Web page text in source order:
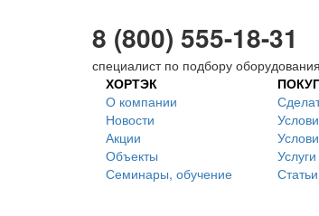
8 (800) 555-18-31
специалист по подбору оборудования
ХОРТЭК
О компании
Новости
Акции
Объекты
Семинары, обучение
Статьи